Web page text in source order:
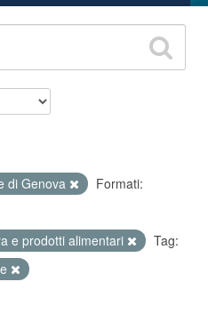
di Genova
Formati:
e prodotti alimentari
Tag: